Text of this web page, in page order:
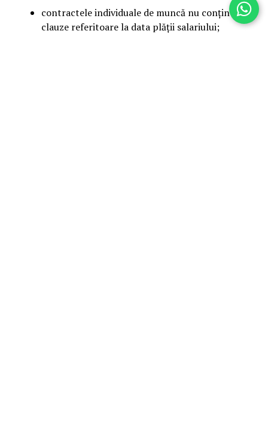
contractele individuale de muncă nu conțin
clauze referitoare la data plății salariului;